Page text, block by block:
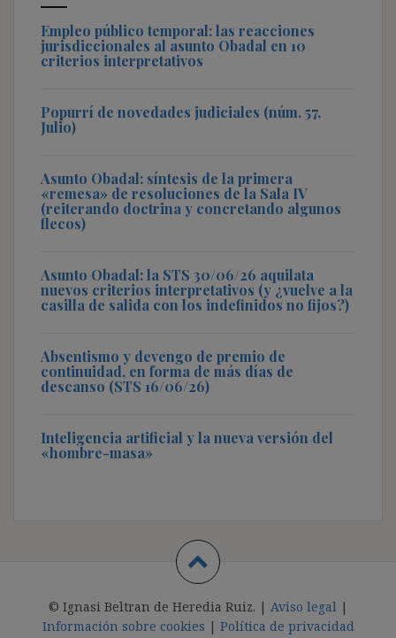
Empleo público temporal: las reacciones
jurisdiccionales al asunto Obadal en 10
criterios interpretativos
Popurrí de novedades judiciales (núm. 57,
Julio)
Asunto Obadal: síntesis de la primera
«remesa» de resoluciones de la Sala IV
(reiterando doctrina y concretando algunos
flecos)
Asunto Obadal: la STS 30/06/26 aquilata
nuevos criterios interpretativos (y ¿vuelve a la
casilla de salida con los indefinidos no fijos?)
Absentismo y devengo de premio de
continuidad, en forma de más días de
descanso (STS 16/06/26)
Inteligencia artificial y la nueva versión del
«hombre-masa»
© Ignasi Beltran de Heredia Ruiz. | Aviso legal |
Información sobre cookies | Política de privacidad